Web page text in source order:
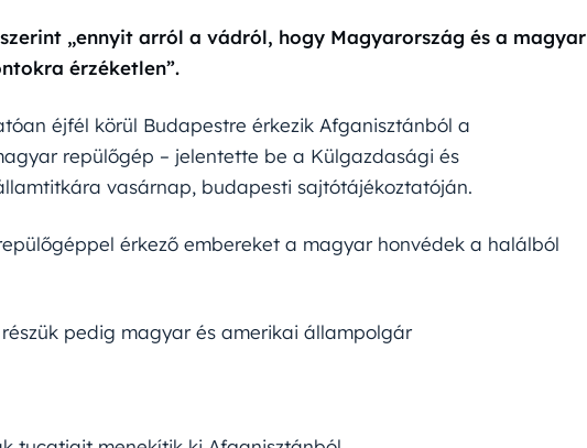
„ennyit arról a vádról, hogy Magyarország és a magyar
érzéketlen”.
éjfél körül Budapestre érkezik Afganisztánból a
repülőgép – jelentette be a Külgazdasági és
vasárnap, budapesti sajtótájékoztatóján.
érkező embereket a magyar honvédek a halálból
pedig magyar és amerikai állampolgár